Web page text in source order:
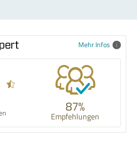
Mehr Infos
87%
Empfehlungen